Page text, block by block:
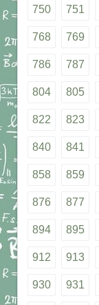
750 751
768 769
786 787
804 805
822 823
840 841
858 859
876 877
894 895
912 913
930 931